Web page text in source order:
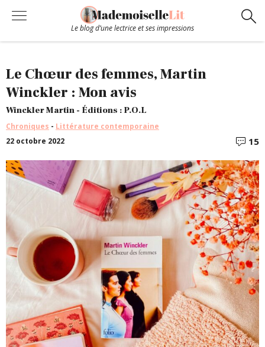
Le blog d’une lectrice et ses impressions
Coups de coeur
Hors-Série
Bibliothèque
Contact
Le Chœur des femmes, Martin
Winckler : Mon avis
Winckler Martin - Éditions : P.O.L
Chroniques - Littérature contemporaine
22 octobre 2022
15